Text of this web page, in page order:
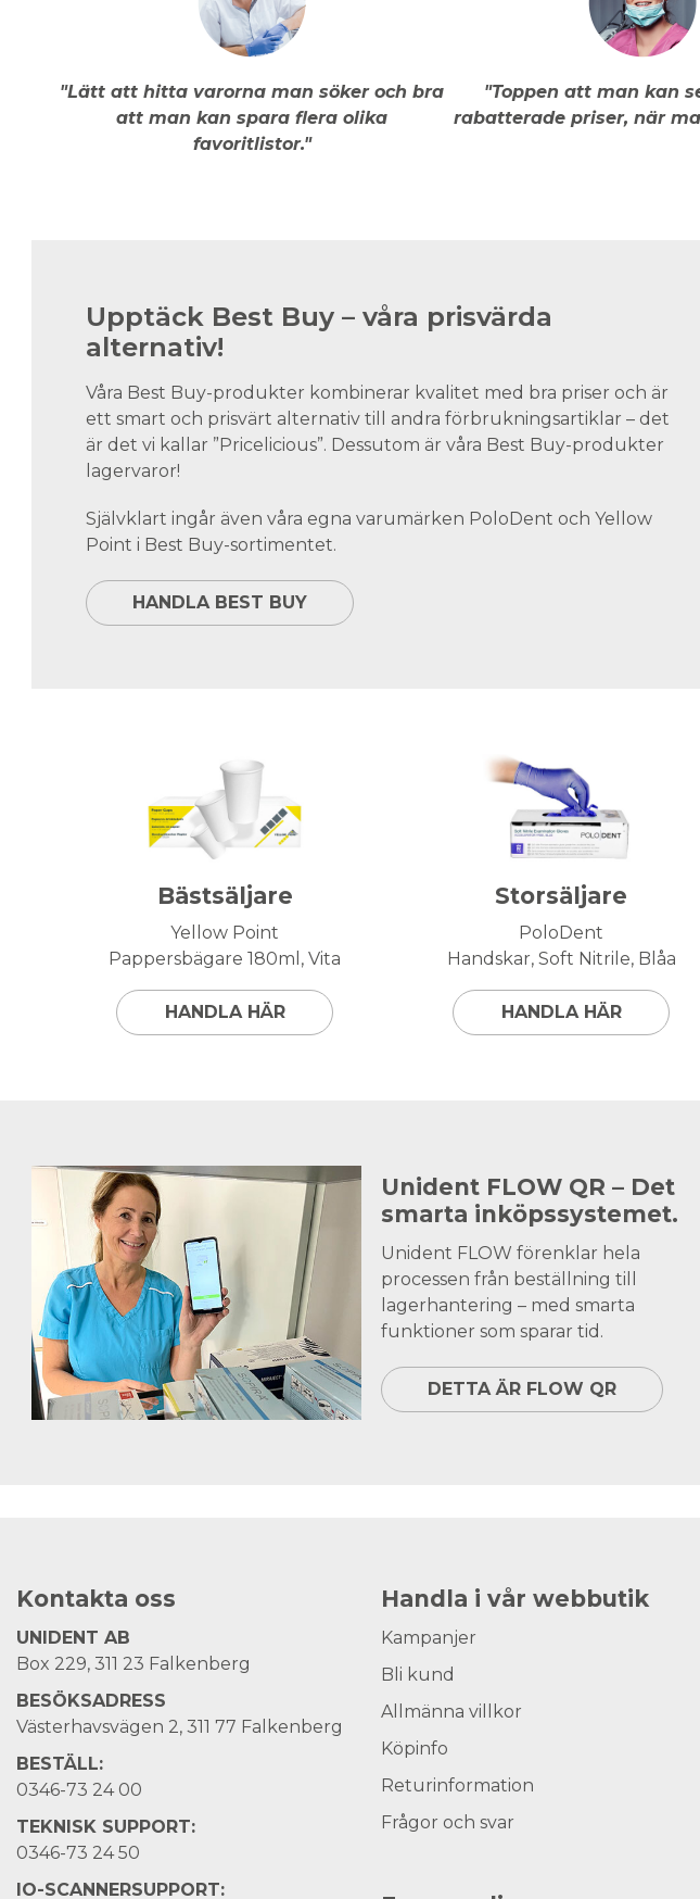
"Lätt att hitta varorna man söker och bra
att man kan spara flera olika
favoritlistor."
"Toppen att man kan
rabatterade priser, när
Upptäck Best Buy – våra prisvärda
alternativ!
Våra Best Buy-produkter kombinerar kvalitet med bra priser och är
ett smart och prisvärt alternativ till andra förbrukningsartiklar – det
är det vi kallar ”Pricelicious”. Dessutom är våra Best Buy-produkter
lagervaror!
Självklart ingår även våra egna varumärken PoloDent och Yellow
Point i Best Buy-sortimentet.
HANDLA BEST BUY
Bästsäljare
Yellow Point
Pappersbägare 180ml, Vita
HANDLA HÄR
Storsäljare
PoloDent
Handskar, Soft Nitrile, Blåa
HANDLA HÄR
Unident FLOW QR – Det
smarta inköpssystemet.
Unident FLOW förenklar hela
processen från beställning till
lagerhantering – med smarta
funktioner som sparar tid.
DETTA ÄR FLOW QR
Kontakta oss
UNIDENT AB
Box 229, 311 23 Falkenberg
BESÖKSADRESS
Västerhavsvägen 2, 311 77 Falkenberg
BESTÄLL:
0346-73 24 00
TEKNISK SUPPORT:
0346-73 24 50
IO-SCANNERSUPPORT:
Handla i vår webbutik
Kampanjer
Bli kund
Allmänna villkor
Köpinfo
Returinformation
Frågor och svar